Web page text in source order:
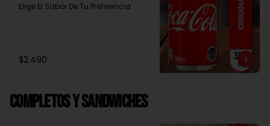
Elige El Sabor De Tu Preferencia
$2.490
Completos y Sandwiches